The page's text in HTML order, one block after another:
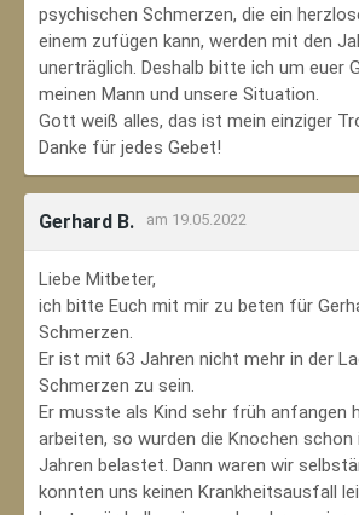
psychischen Schmerzen, die ein
einem zufügen kann, werden mit den
unerträglich. Deshalb bitte ich um euer
meinen Mann und unsere Situation.
Gott weiß alles, das ist mein einziger
Danke für jedes Gebet!
Gerhard B. am 19.05.2022
Liebe Mitbeter,
ich bitte Euch mit mir zu beten für
Schmerzen.
Er ist mit 63 Jahren nicht mehr in der
Schmerzen zu sein.
Er musste als Kind sehr früh anfangen
arbeiten, so wurden die Knochen schon
Jahren belastet. Dann waren wir
konnten uns keinen Krankheitsausfall